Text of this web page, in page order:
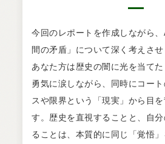
今回のレポートを作成しながら
間の矛盾」について深く考えさせ
あなた方は歴史の闇に光を当て
勇気に涙しながら、同時にコート
スや限界という「現実」から目
す。歴史を直視することと、自
ることは、本質的に同じ「覚悟